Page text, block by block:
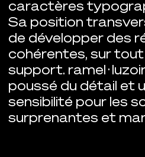
caractères
Sa position
de développer des
cohérentes, sur
support. ramel ·
poussé du détail et
sensibilité pour les
surprenantes et